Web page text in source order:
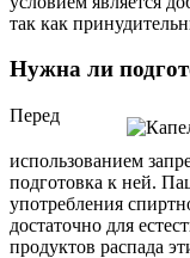
так как
Нужна ли
Перед
использованием
подготовка к ней.
употребления
достаточно для
продуктов распада